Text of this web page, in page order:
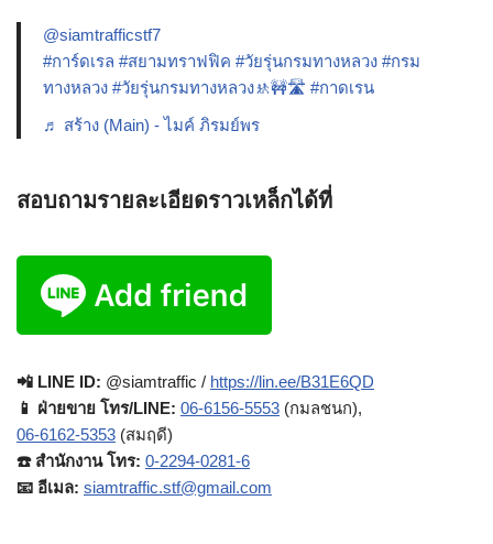
@siamtrafficstf7
#การ์ดเรล #สยามทราฟฟิค #วัยรุ่นกรมทางหลวง #กรม
ทางหลวง #วัยรุ่นกรมทางหลวง🚸🚧🛣️ #กาดเรน
♬ สร้าง (Main) - ไมค์ ภิรมย์พร
สอบถามรายละเอียดราวเหล็กได้ที่
📲 LINE ID: @siamtraffic / https://lin.ee/B31E6QD
📱 ฝ่ายขาย โทร/LINE: 06-6156-5553 (กมลชนก),
06-6162-5353 (สมฤดี)
☎️ สำนักงาน โทร: 0-2294-0281-6
📧 อีเมล: siamtraffic.stf@gmail.com